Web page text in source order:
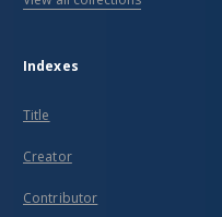
Indexes
Title
Creator
Contributor